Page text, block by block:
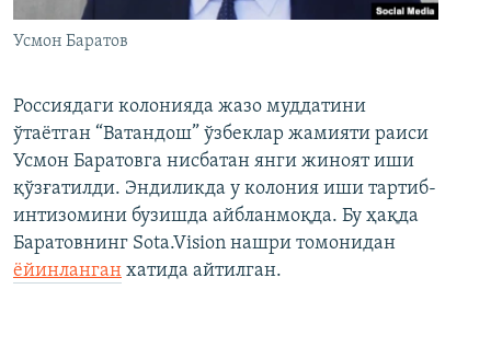
Усмон Баратов
Россиядаги колонияда жазо муддатини
ўтаётган “Ватандош” ўзбеклар жамияти раиси
Усмон Баратовга нисбатан янги жиноят иши
қўзғатилди. Эндиликда у колония иши тартиб-
интизомини бузишда айбланмоқда. Бу ҳақда
Баратовнинг Sota.Vision нашри томонидан
ёйинланган хатида айтилган.